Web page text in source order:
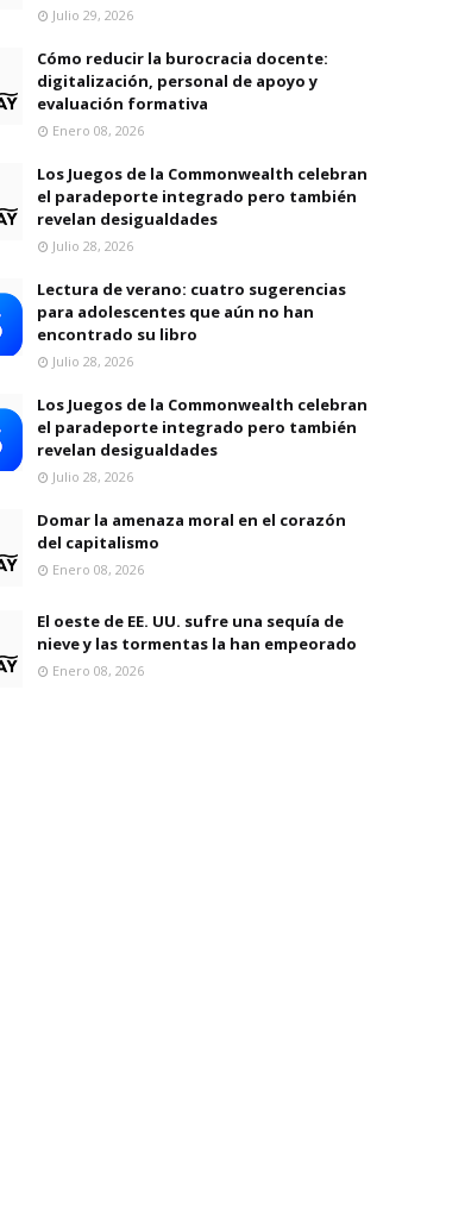
Julio 29, 2026
Cómo reducir la burocracia docente:
digitalización, personal de apoyo y
evaluación formativa
Enero 08, 2026
Los Juegos de la Commonwealth celebran
el paradeporte integrado pero también
revelan desigualdades
Julio 28, 2026
Lectura de verano: cuatro sugerencias
para adolescentes que aún no han
encontrado su libro
Julio 28, 2026
Los Juegos de la Commonwealth celebran
el paradeporte integrado pero también
revelan desigualdades
Julio 28, 2026
Domar la amenaza moral en el corazón
del capitalismo
Enero 08, 2026
El oeste de EE. UU. sufre una sequía de
nieve y las tormentas la han empeorado
Enero 08, 2026